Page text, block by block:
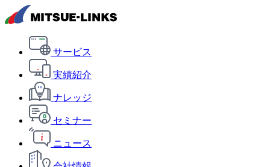
サービス
実績紹介
ナレッジ
セミナー
ニュース